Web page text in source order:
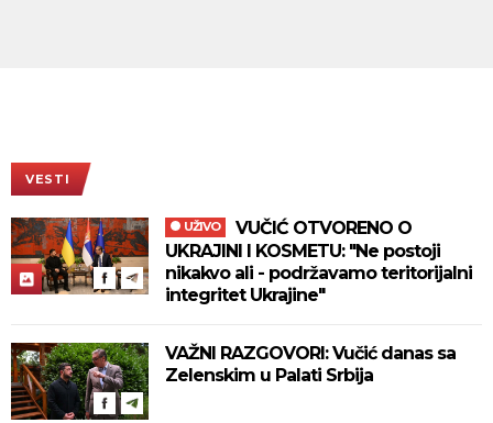
VESTI
UŽIVO
UKRAJINI I KOSMETU: "Ne postoji
nikakvo ali - podržavamo teritorijalni
integritet Ukrajine"
VAŽNI RAZGOVORI: Vučić danas sa
Zelenskim u Palati Srbija